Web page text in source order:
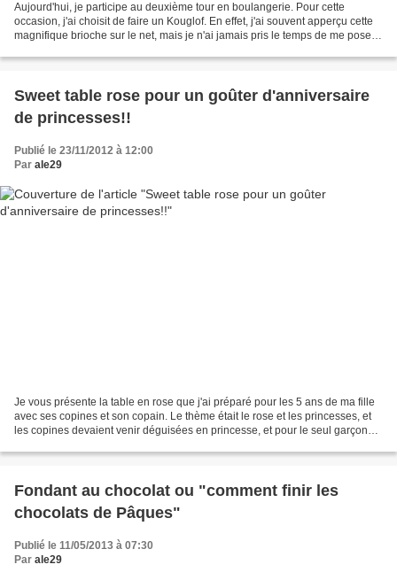
Aujourd'hui, je participe au deuxième tour en boulangerie. Pour cette
occasion, j'ai choisit de faire un Kouglof. En effet, j'ai souvent apperçu cette
magnifique brioche sur le net, mais je n'ai jamais pris le temps de me poser
Sweet table rose pour un goûter d'anniversaire
de princesses!!
Publié le 23/11/2012 à 12:00
Par ale29
Je vous présente la table en rose que j'ai préparé pour les 5 ans de ma fille
avec ses copines et son copain. Le thème était le rose et les princesses, et
les copines devaient venir déguisées en princesse, et pour le seul garçon
Fondant au chocolat ou "comment finir les
chocolats de Pâques"
Publié le 11/05/2013 à 07:30
Par ale29